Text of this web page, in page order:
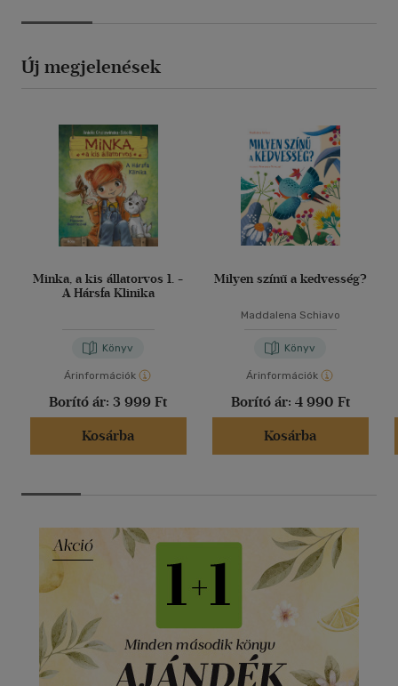
Új megjelenések
Minka, a kis állatorvos 1. -
A Hársfa Klinika
Könyv
Árinformációk
Borító ár: 3 999 Ft
Kosárba
Milyen színű a kedvesség?
Maddalena Schiavo
Könyv
Árinformációk
Borító ár: 4 990 Ft
Kosárba